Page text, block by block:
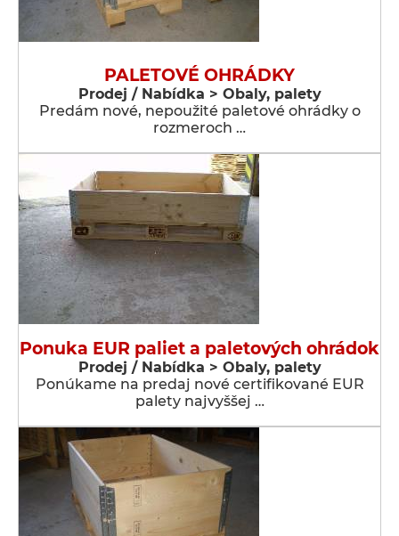
PALETOVÉ OHRÁDKY
Prodej / Nabídka > Obaly, palety
Predám nové, nepoužité paletové ohrádky o
rozmeroch …
Ponuka EUR paliet a paletových ohrádok
Prodej / Nabídka > Obaly, palety
Ponúkame na predaj nové certifikované EUR
palety najvyššej …